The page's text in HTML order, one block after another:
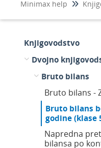
Minimax help
Knjigovodstvo
Dvojno
Bruto bilans
Bruto bilans -
Bruto bilans
godine (klase
Napredna
bilansa po